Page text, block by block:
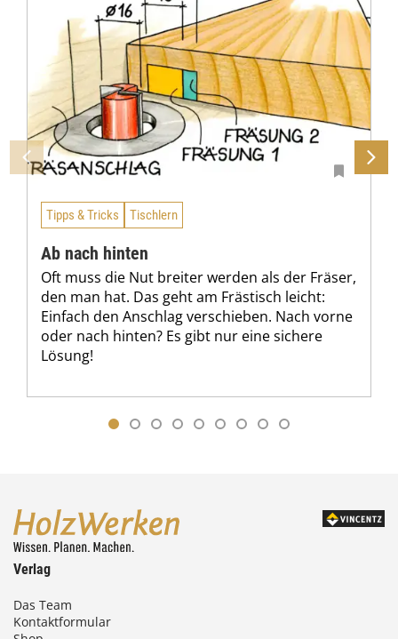
Tipps & Tricks Tischlern
Ab nach hinten
Oft muss die Nut breiter werden als der Fräser,
den man hat. Das geht am Frästisch leicht:
Einfach den Anschlag verschieben. Nach vorne
oder nach hinten? Es gibt nur eine sichere
Lösung!
Verlag
Das Team
Kontaktformular